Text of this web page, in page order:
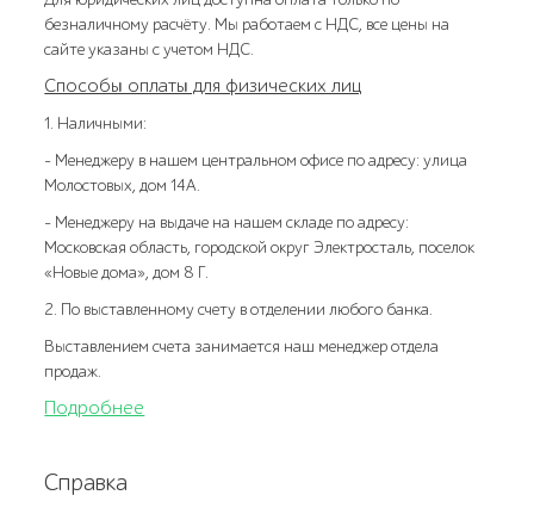
безналичному расчёту. Мы работаем с НДС, все цены на
сайте указаны с учетом НДС.
Способы оплаты для физических лиц
1. Наличными:
- Менеджеру в нашем центральном офисе по адресу: улица
Молостовых, дом 14А.
- Менеджеру на выдаче на нашем складе по адресу:
Московская область, городской округ Электросталь, поселок
«Новые дома», дом 8 Г.
2. По выставленному счету в отделении любого банка.
Выставлением счета занимается наш менеджер отдела
продаж.
Подробнее
Справка